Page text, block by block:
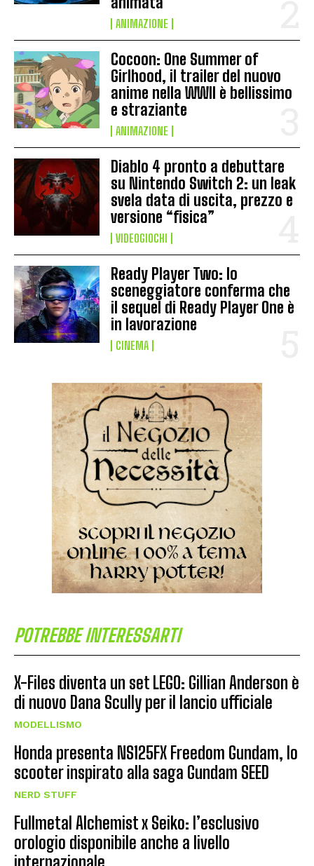
ANIMAZIONE
Cocoon: One Summer of
Girlhood, il trailer del nuovo
anime nella WWII è bellissimo
e straziante
ANIMAZIONE
Diablo 4 pronto a debuttare
su Nintendo Switch 2: un leak
svela data di uscita, prezzo e
versione “fisica”
VIDEOGIOCHI
Ready Player Two: lo
sceneggiatore conferma che
il sequel di Ready Player One è
in lavorazione
CINEMA
POTREBBE INTERESSARTI
X-Files diventa un set LEGO: Gillian Anderson è
di nuovo Dana Scully per il lancio ufficiale
MODELLISMO
Honda presenta NS125FX Freedom Gundam, lo
scooter inspirato alla saga Gundam SEED
NERD STUFF
Fullmetal Alchemist x Seiko: l’esclusivo
orologio disponibile anche a livello